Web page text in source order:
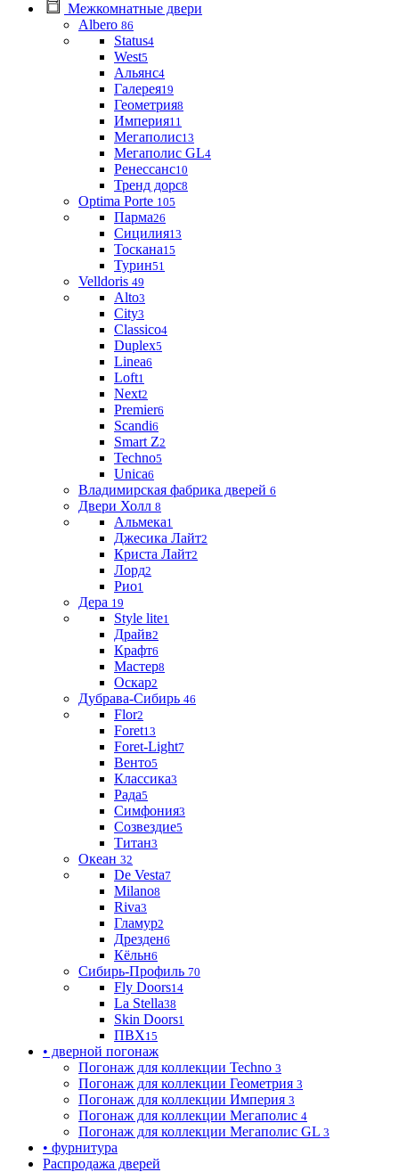
Межкомнатные двери
Albero 86
Status4
West5
Альянс4
Галерея19
Геометрия8
Империя11
Мегаполис13
Мегаполис GL4
Ренессанс10
Тренд дорс8
Optima Porte 105
Парма26
Сицилия13
Тоскана15
Турин51
Velldoris 49
Alto3
City3
Classico4
Duplex5
Linea6
Loft1
Next2
Premier6
Scandi6
Smart Z2
Techno5
Unica6
Владимирская фабрика дверей 6
Двери Холл 8
Альмека1
Джесика Лайт2
Криста Лайт2
Лорд2
Рио1
Дера 19
Style lite1
Драйв2
Крафт6
Мастер8
Оскар2
Дубрава-Сибирь 46
Flor2
Foret13
Foret-Light7
Венто5
Классика3
Рада5
Симфония3
Созвездие5
Титан3
Океан 32
De Vesta7
Milano8
Riva3
Гламур2
Дрезден6
Кёльн6
Сибирь-Профиль 70
Fly Doors14
La Stella38
Skin Doors1
ПВХ15
• дверной погонаж
Погонаж для коллекции Techno 3
Погонаж для коллекции Геометрия 3
Погонаж для коллекции Империя 3
Погонаж для коллекции Мегаполис 4
Погонаж для коллекции Мегаполис GL 3
• фурнитура
Распродажа дверей